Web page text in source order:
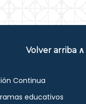
Volver arriba ∧
Continua
educativos